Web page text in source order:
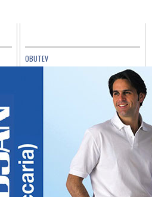
OBUTEV
TERLIK AIRLIGHT MASSAGE
KRIŽNI PAŠČEK MICKEY &
38,43 €
V košarico